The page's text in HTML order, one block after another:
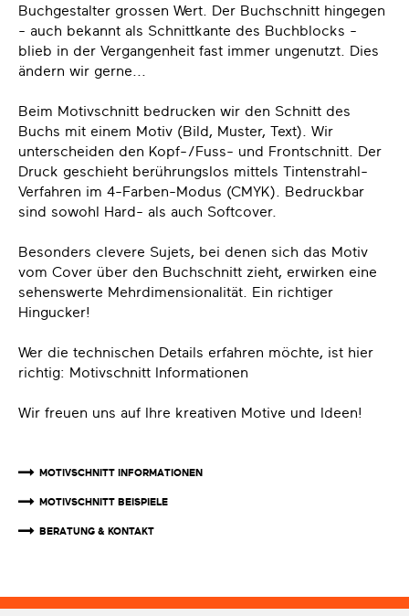
Buchgestalter grossen Wert. Der Buchschnitt hingegen
- auch bekannt als Schnittkante des Buchblocks -
blieb in der Vergangenheit fast immer ungenutzt. Dies
ändern wir gerne...
Beim Motivschnitt bedrucken wir den Schnitt des
Buchs mit einem Motiv (Bild, Muster, Text). Wir
unterscheiden den Kopf-/Fuss- und Frontschnitt. Der
Druck geschieht berührungslos mittels Tintenstrahl-
Verfahren im 4-Farben-Modus (CMYK). Bedruckbar
sind sowohl Hard- als auch Softcover.
Besonders clevere Sujets, bei denen sich das Motiv
vom Cover über den Buchschnitt zieht, erwirken eine
sehenswerte Mehrdimensionalität. Ein richtiger
Hingucker!
Wer die technischen Details erfahren möchte, ist hier
richtig: Motivschnitt Informationen
Wir freuen uns auf Ihre kreativen Motive und Ideen!
MOTIVSCHNITT INFORMATIONEN
MOTIVSCHNITT BEISPIELE
BERATUNG & KONTAKT